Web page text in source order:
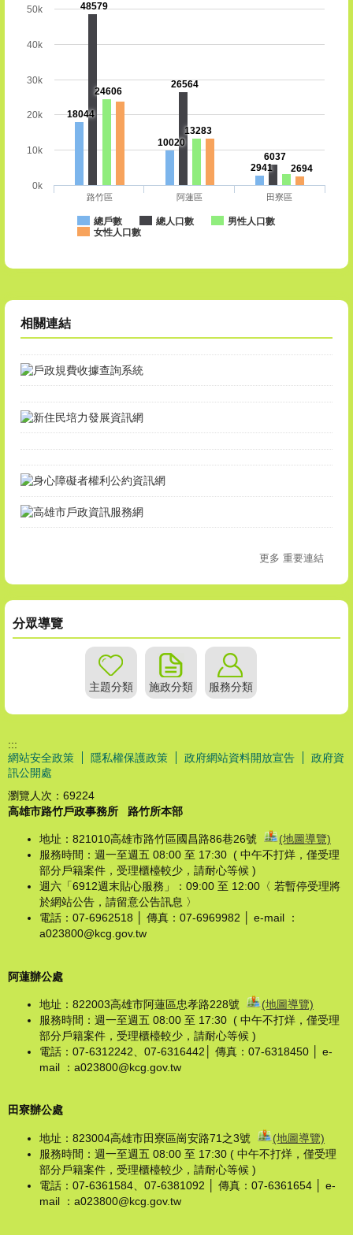
18044
10020
2941
48579
26564
6037
24606
13283
2694
總戶數 總人口數
男性人口數
女性人口數
路竹區 阿蓮區 田寮區
0k
10k
20k
30k
40k
50k
相關連結
更多 重要連結
分眾導覽
主題分類 施政分類 服務分類
:::
網站安全政策
隱私權保護政策 政府網站資料開放宣告
政府資
訊公開處
瀏覽人次： 69224
高雄市路竹戶政事務所
路竹所本部
地址：821010高雄市路竹區國昌路86巷26號
(地圖導覽)
服務時間：週一至週五 08:00 至 17:30 ( 中午不打烊，僅受理
部分戶籍案件，受理櫃檯較少，請耐心等候 )
週六「6912週末貼心服務」：09:00 至 12:00〈 若暫停受理將
於網站公告，請留意公告訊息 〉
電話：07-6962518 │ 傳真：07-6969982 │ e-mail ：
a023800@kcg.gov.tw
阿蓮辦公處
地址：822003高雄市阿蓮區忠孝路228號
(地圖導覽)
服務時間：週一至週五 08:00 至 17:30 ( 中午不打烊，僅受理
部分戶籍案件，受理櫃檯較少，請耐心等候 )
電話：07-6312242、07-6316442│ 傳真：07-6318450 │ e-
mail ：a023800@kcg.gov.tw
田寮辦公處
地址：823004高雄市田寮區崗安路71之3號
(地圖導覽)
服務時間：週一至週五 08:00 至 17:30 ( 中午不打烊，僅受理
部分戶籍案件，受理櫃檯較少，請耐心等候 )
電話：07-6361584、07-6381092 │ 傳真：07-6361654 │ e-
mail ：a023800@kcg.gov.tw